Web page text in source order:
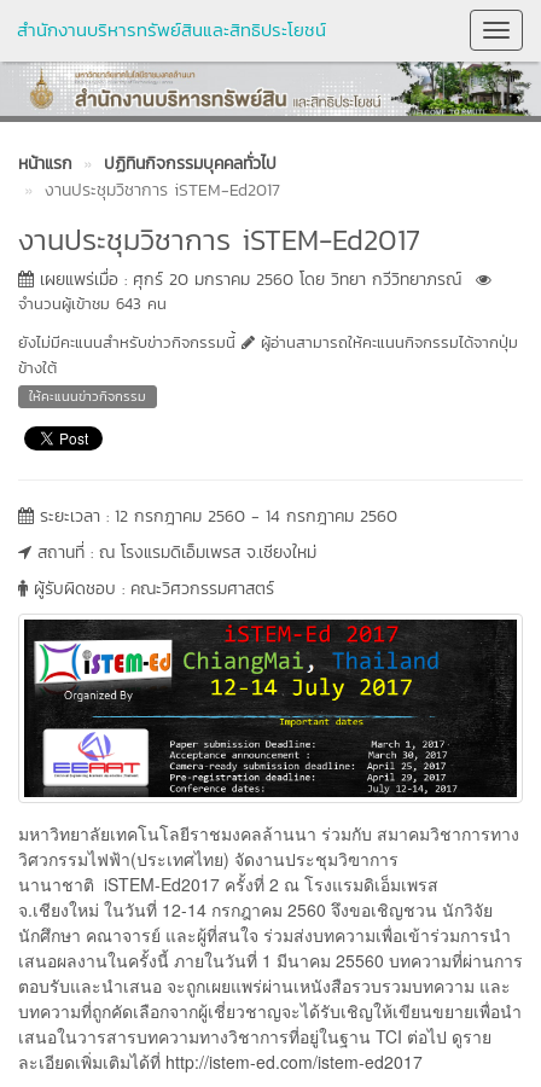
สำนักงานบริหารทรัพย์สินและสิทธิประโยชน์
หน้าแรก
ปฏิทินกิจกรรมบุคคลทั่วไป
งานประชุมวิชาการ iSTEM-Ed2017
งานประชุมวิชาการ iSTEM-Ed2017
เผยแพร่เมื่อ : ศุกร์ 20 มกราคม 2560 โดย วิทยา กวีวิทยาภรณ์
จำนวนผู้เข้าชม 643 คน
ยังไม่มีคะแนนสำหรับข่าวกิจกรรมนี้
ผู้อ่านสามารถให้คะแนนกิจกรรมได้จากปุ่ม
ข้างใต้
ให้คะแนนข่าวกิจกรรม
ระยะเวลา : 12 กรกฎาคม 2560 - 14 กรกฎาคม 2560
สถานที่ : ณ โรงแรมดิเอ็มเพรส จ.เชียงใหม่
ผู้รับผิดชอบ : คณะวิศวกรรมศาสตร์
มหาวิทยาลัยเทคโนโลยีราชมงคลล้านนา ร่วมกับ สมาคมวิชาการทาง
วิศวกรรมไฟฟ้า(ประเทศไทย) จัดงานประชุมวิฃาการ
นานาชาติ iSTEM-Ed2017 ครั้งที่ 2 ณ โรงแรมดิเอ็มเพรส
จ.เชียงใหม่ ในวันที่ 12-14 กรกฎาคม 2560 จึงขอเชิญชวน นักวิจัย
นักศึกษา คณาจารย์ และผู้ที่สนใจ ร่วมส่งบทความเพื่อเข้าร่วมการนำ
เสนอผลงานในครั้งนี้ ภายในวันที่ 1 มีนาคม 25560 บทความที่ผ่านการ
ตอบรับและนำเสนอ จะถูกเผยแพร่ผ่านเหนังสือรวบรวมบทความ และ
บทความที่ถูกคัดเลือกจากผู้เชี่ยวชาญจะได้รับเชิญให้เขียนขยายเพื่อนำ
เสนอในวารสารบทความทางวิชาการที่อยู่ในฐาน TCI ต่อไป ดูราย
ละเอียดเพิ่มเติมได้ที่ http://istem-ed.com/istem-ed2017